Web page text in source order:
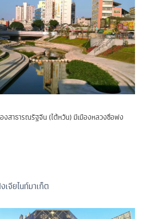
งสาธารณรัฐจีน (ไต้หวัน) มีเมืองหลวงชื่อฟง
เจียไนท์มาเก็ต